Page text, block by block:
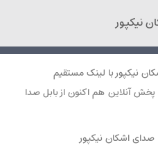
پخش آنلاین هم اکنون از بابل صدا